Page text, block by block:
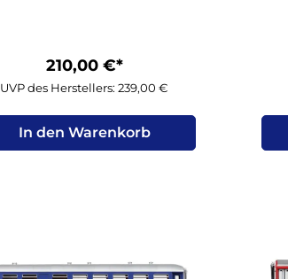
210,00 €*
UVP des Herstellers: 239,00 €
In den Warenkorb